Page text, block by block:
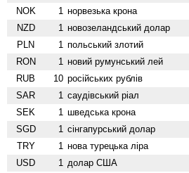
NOK 1 норвезька крона
NZD 1 ново­зеландський долар
PLN 1 польський злотий
RON 1 новий румунський лей
RUB 10 російських рублів
SAR 1 саудівський ріал
SEK 1 шведська крона
SGD 1 сінгапурський долар
TRY 1 нова турецька ліра
USD 1 долар США